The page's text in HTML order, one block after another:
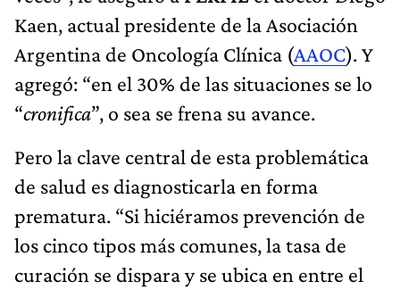
Kaen, actual presidente de la Asociación
Argentina de Oncología Clínica (AAOC). Y
agregó: “en el 30% de las situaciones se lo
“cronifica”, o sea se frena su avance.
Pero la clave central de esta problemática
de salud es diagnosticarla en forma
prematura. “Si hiciéramos prevención de
los cinco tipos más comunes, la tasa de
curación se dispara y se ubica en entre el